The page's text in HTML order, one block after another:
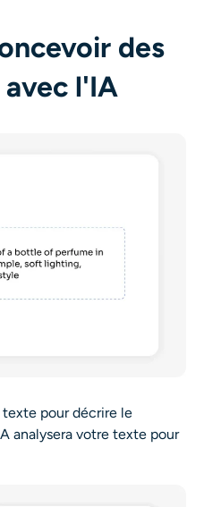
des
l'IA
pour décrire le
analysera votre texte pour